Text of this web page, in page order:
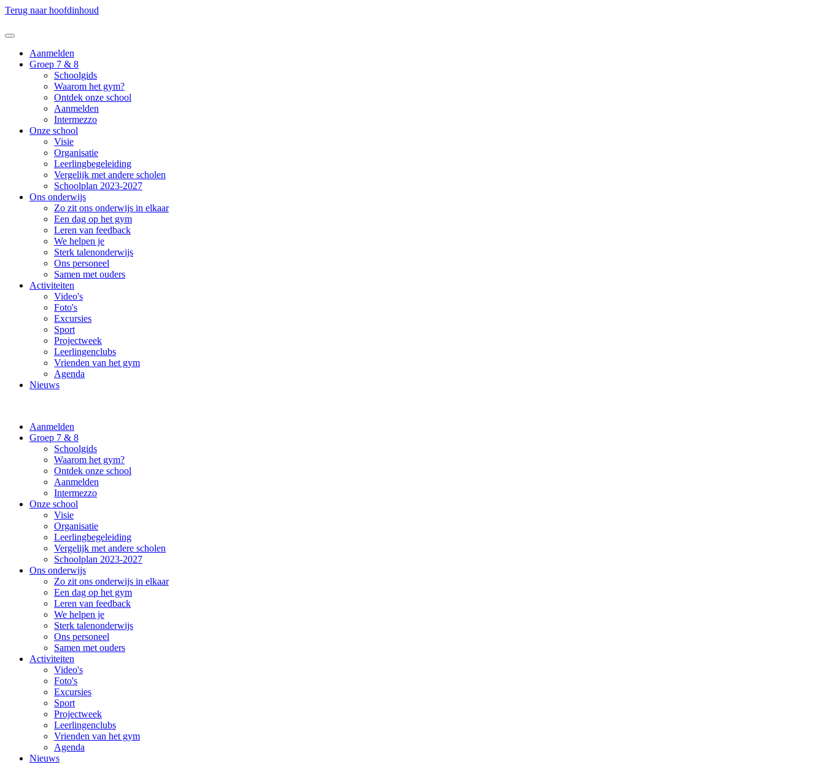
Terug naar hoofdinhoud
Aanmelden
Groep 7 & 8
Schoolgids
Waarom het gym?
Ontdek onze school
Aanmelden
Intermezzo
Onze school
Visie
Organisatie
Leerlingbegeleiding
Vergelijk met andere scholen
Schoolplan 2023-2027
Ons onderwijs
Zo zit ons onderwijs in elkaar
Een dag op het gym
Leren van feedback
We helpen je
Sterk talenonderwijs
Ons personeel
Samen met ouders
Activiteiten
Video's
Foto's
Excursies
Sport
Projectweek
Leerlingenclubs
Vrienden van het gym
Agenda
Nieuws
Aanmelden
Groep 7 & 8
Schoolgids
Waarom het gym?
Ontdek onze school
Aanmelden
Intermezzo
Onze school
Visie
Organisatie
Leerlingbegeleiding
Vergelijk met andere scholen
Schoolplan 2023-2027
Ons onderwijs
Zo zit ons onderwijs in elkaar
Een dag op het gym
Leren van feedback
We helpen je
Sterk talenonderwijs
Ons personeel
Samen met ouders
Activiteiten
Video's
Foto's
Excursies
Sport
Projectweek
Leerlingenclubs
Vrienden van het gym
Agenda
Nieuws